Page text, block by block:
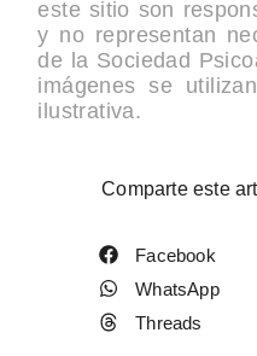
este sitio son
y no representan
de la Sociedad
imágenes se
ilustrativa.
Comparte este
Facebook
WhatsApp
Threads